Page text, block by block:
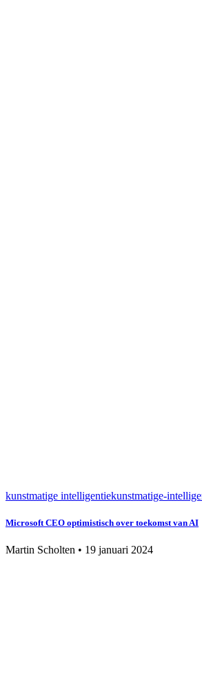
kunstmatige intelligentiekunstmatige-
Microsoft CEO optimistisch over toekomst van AI
Martin Scholten • 19 januari 2024